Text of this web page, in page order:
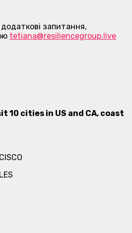
запитання,
tetiana@resiliencegroup.live
10 cities in US and CA, coast